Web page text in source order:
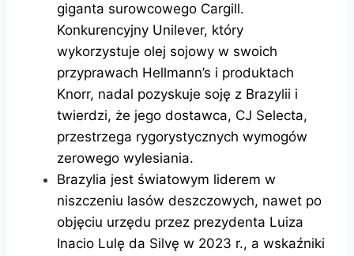
giganta surowcowego Cargill.
Konkurencyjny Unilever, który
wykorzystuje olej sojowy w swoich
przyprawach Hellmann’s i produktach
Knorr, nadal pozyskuje soję z Brazylii i
twierdzi, że jego dostawca, CJ Selecta,
przestrzega rygorystycznych wymogów
zerowego wylesiania.
Brazylia jest światowym liderem w
niszczeniu lasów deszczowych, nawet po
objęciu urzędu przez prezydenta Luiza
Inacio Lulę da Silvę w 2023 r., a wskaźniki